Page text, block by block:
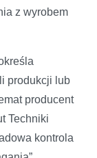
z wyrobem
produkcji lub
producent
Techniki
kontrola